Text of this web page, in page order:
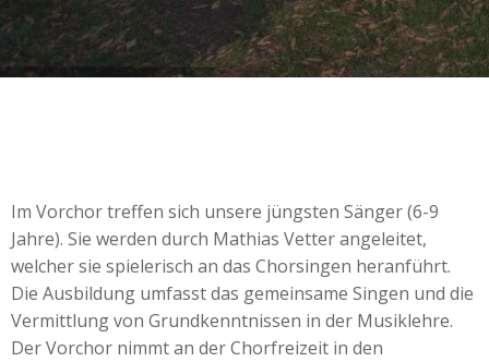
Im Vorchor treffen sich unsere jüngsten Sänger (6-9
Jahre). Sie werden durch Mathias Vetter angeleitet,
welcher sie spielerisch an das Chorsingen heranführt.
Die Ausbildung umfasst das gemeinsame Singen und die
Vermittlung von Grundkenntnissen in der Musiklehre.
Der Vorchor nimmt an der Chorfreizeit in den